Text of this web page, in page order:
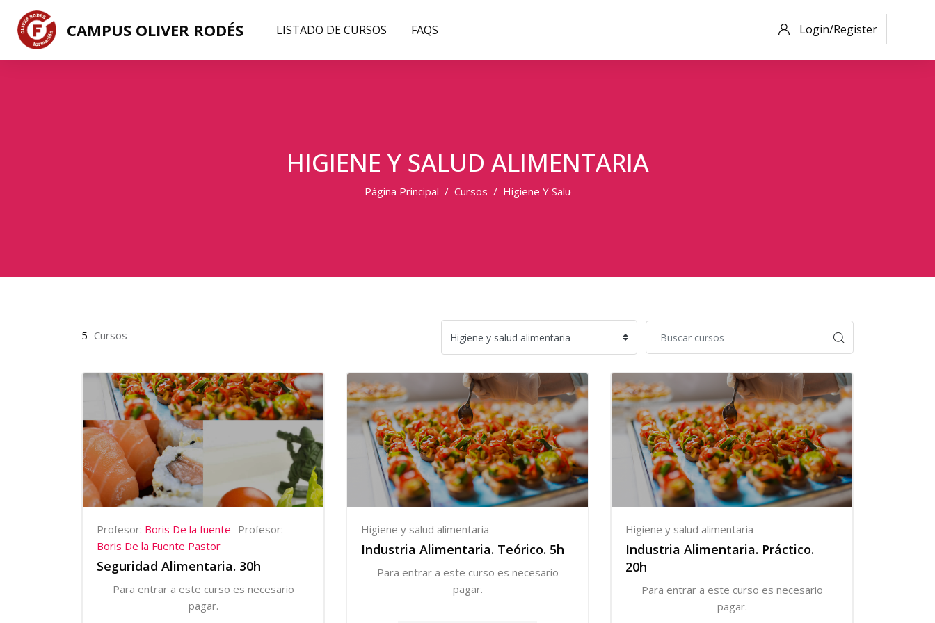
CAMPUS OLIVER RODÉS LISTADO DE CURSOS FAQS Login/Register
HIGIENE Y SALUD ALIMENTARIA
Página Principal Cursos Higiene Y Salud Alimentaria
5 Cursos
Profesor: Boris De la fuente Profesor:
Boris De la Fuente Pastor
Seguridad Alimentaria. 30h
Para entrar a este curso es necesario
pagar.
Higiene y salud alimentaria
Industria Alimentaria. Teórico. 5h
Para entrar a este curso es necesario
pagar.
Higiene y salud alimentaria
Industria Alimentaria. Práctico.
20h
Para entrar a este curso es necesario
pagar.